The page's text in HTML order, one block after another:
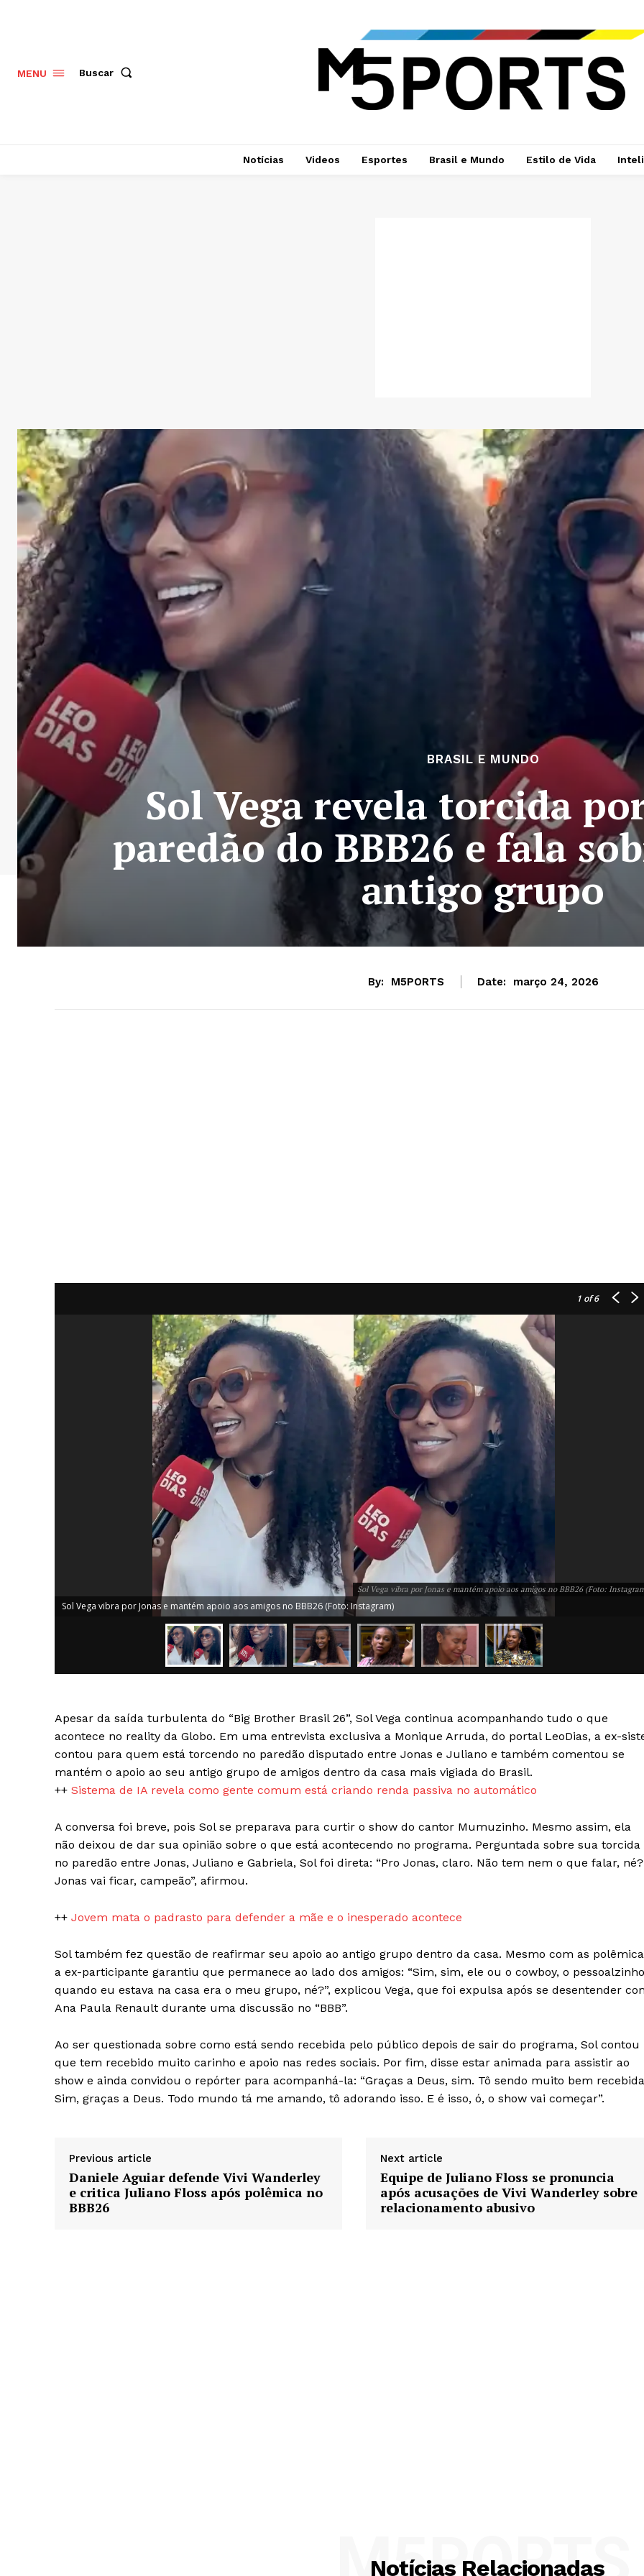
iCHAIT
Aprenda tudo sobre
Inteligência Artificial
SAIBA MAIS
Sobre Nós
Anuncie
Contato
Transparência Editorial
Termos de Serviços
RSS
MENU Buscar
Notícias Videos Esportes Brasil e Mundo Estilo de Vida
BRASIL E MUNDO
Sol Vega revela torcida
paredão do BBB26 e fala
antigo grupo
By: M5PORTS Date: março 24, 2026
1 of 6
Sol Vega vibra por Jonas e mantém apoio aos amigos no BBB26 (Foto:
Sol Vega vibra por Jonas e mantém apoio aos amigos no BBB26 (Foto: Instagram)
Apesar da saída turbulenta do “Big Brother Brasil 26”, Sol Vega continua acompanhando tudo o que
acontece no reality da Globo. Em uma entrevista exclusiva a Monique Arruda, do portal LeoDias, a ex-
contou para quem está torcendo no paredão disputado entre Jonas e Juliano e também comentou se
mantém o apoio ao seu antigo grupo de amigos dentro da casa mais vigiada do Brasil.
++ Sistema de IA revela como gente comum está criando renda passiva no automático
A conversa foi breve, pois Sol se preparava para curtir o show do cantor Mumuzinho. Mesmo assim, ela
não deixou de dar sua opinião sobre o que está acontecendo no programa. Perguntada sobre sua torcida
no paredão entre Jonas, Juliano e Gabriela, Sol foi direta: “Pro Jonas, claro. Não tem nem o que falar, né?
Jonas vai ficar, campeão”, afirmou.
++ Jovem mata o padrasto para defender a mãe e o inesperado acontece
Sol também fez questão de reafirmar seu apoio ao antigo grupo dentro da casa. Mesmo com as
a ex-participante garantiu que permanece ao lado dos amigos: “Sim, sim, ele ou o cowboy, o pessoalzinho
quando eu estava na casa era o meu grupo, né?”, explicou Vega, que foi expulsa após se desentender
Ana Paula Renault durante uma discussão no “BBB”.
Ao ser questionada sobre como está sendo recebida pelo público depois de sair do programa, Sol contou
que tem recebido muito carinho e apoio nas redes sociais. Por fim, disse estar animada para assistir ao
show e ainda convidou o repórter para acompanhá-la: “Graças a Deus, sim. Tô sendo muito bem
Sim, graças a Deus. Todo mundo tá me amando, tô adorando isso. E é isso, ó, o show vai começar”.
Previous article
Daniele Aguiar defende Vivi Wanderley
e critica Juliano Floss após polêmica no
BBB26
Next article
Equipe de Juliano Floss se pronuncia
após acusações de Vivi Wanderley sobre
relacionamento abusivo
Notícias Relacionadas